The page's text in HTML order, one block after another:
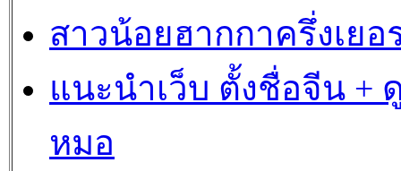
สาวน้อยฮากกาครึ่งเยอ
แนะนำเว็บ ตั้งชื่อจีน +
หมอ